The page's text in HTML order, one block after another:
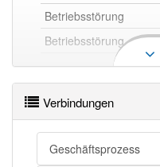
Betriebsstörung
Betriebsstörung
Verbindungen
Geschäftsprozess